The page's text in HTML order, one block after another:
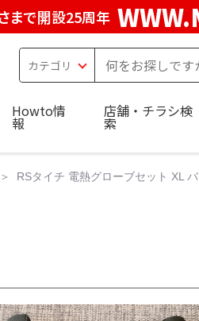
まで開設25周年
Howto情
報
店舗・チラシ検
索
RSタイチ 電熱グローブセット XL